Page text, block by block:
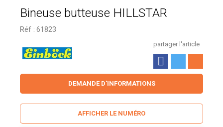
Bineuse butteuse HILLSTAR
Réf : 61823
partager l'article
DEMANDE D'INFORMATIONS
AFFICHER LE NUMÉRO